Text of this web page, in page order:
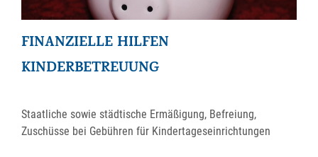
FINANZIELLE HILFEN
KINDERBETREUUNG
Staatliche sowie städtische Ermäßigung, Befreiung,
Zuschüsse bei Gebühren für Kindertageseinrichtungen